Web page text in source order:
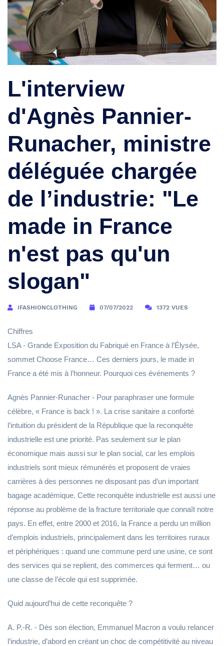
L'interview
d'Agnès Pannier-
Runacher, ministre
déléguée chargée
de l’industrie: "Le
made in France
n'est pas qu'un
slogan"
IFASHIONCLOTHING 07/07/2022 1372 VUES
Chiffres
LSA - Grande Exposition du Fabriqué en France à l’Élysée,
sommet Choose France… Ces derniers jours, le made in
France a été mis à l’honneur. Pourquoi ces événements ?
Agnès Pannier-Runacher - Pour paraphraser une formule
célèbre, « France is back ! ». La crise sanitaire a conforté
l’intuition du président de la République que la reconquête
industrielle est une priorité. Pas seulement sur le plan
économique mais aussi sur le plan social, car les emplois
industriels sont mieux rémunérés et proposent de vraies
carrières à des personnes ne disposant pas d’un important
bagage académique. Cette reconquête industrielle est aussi une
réponse au problème de la fracture territoriale que connaît notre
pays. En effet, entre 2000 et 2016, la France a perdu un million
d’emplois industriels, principalement dans les territoires ruraux
et périphériques : quand une commune perd une usine, ce sont
des services qui se replient, des commerces qui ferment… ou
une classe de l’école qui est supprimée.
Quid aujourd’hui de cette reconquête ?
A. P.-R. - Dès son élection, Emmanuel Macron a voulu relancer
l’industrie, d’abord en créant un choc de compétitivité au niveau